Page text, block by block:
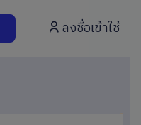
ลงชื่อเข้าใช้